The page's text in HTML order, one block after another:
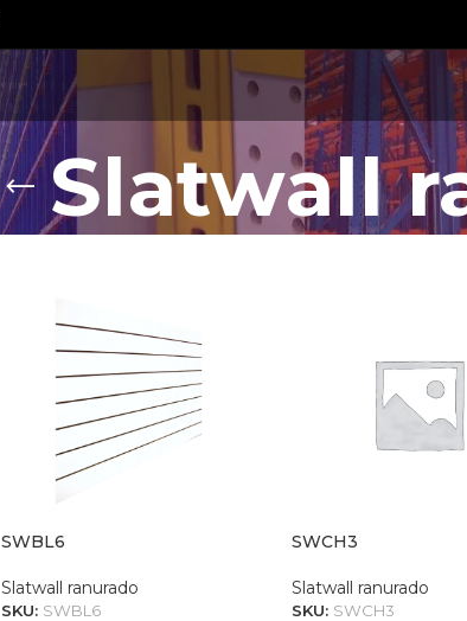
Slatwall
SWBL6
Slatwall ranurado
SKU: SWBL6
SWCH3
Slatwall ranurado
SKU: SWCH3